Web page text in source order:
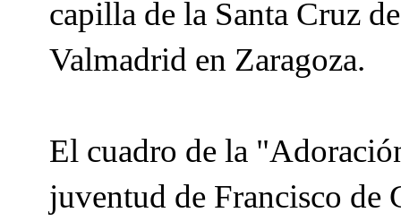
capilla de la Santa Cruz
Valmadrid en Zaragoza.
El cuadro de la
juventud de Francisco de